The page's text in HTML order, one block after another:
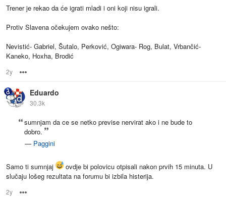
Trener je rekao da će igrati mladi i oni koji nisu igrali.
Protiv Slavena očekujem ovako nešto:
Nevistić- Gabriel, Šutalo, Perković, Ogiwara- Rog, Bulat, Vrbančić-
Kaneko, Hoxha, Brodić
2y
Eduardo
30.3k
sumnjam da ce se netko previse nervirat ako i ne bude to
dobro.
— Paggini
Samo ti sumnjaj
ovdje bi polovicu otpisali nakon prvih 15 minuta. U
slučaju lošeg rezultata na forumu bi izbila histerija.
2y